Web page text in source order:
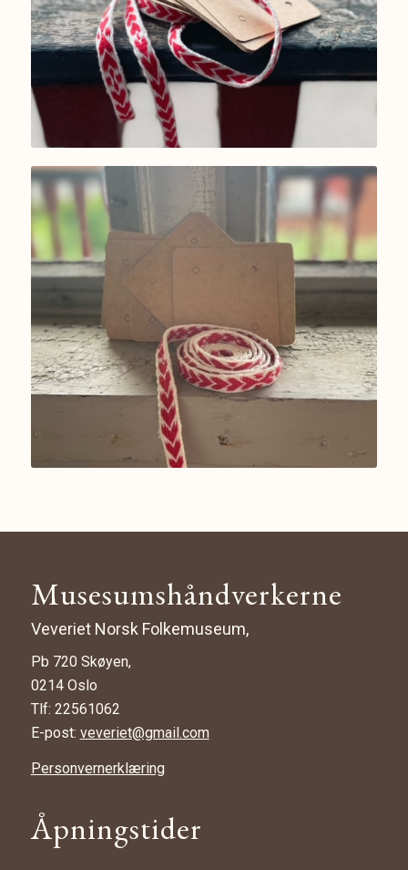
Musesumshåndverkerne
Veveriet Norsk Folkemuseum,
Pb 720 Skøyen,
0214 Oslo
Tlf: 22561062
E-post: veveriet@gmail.com
Personvernerklæring
Åpningstider